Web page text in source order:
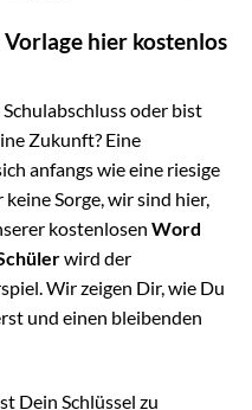
hier kostenlos
oder bist
Zukunft? Eine
anfangs wie eine riesige
Sorge, wir sind hier,
kostenlosen Word
wird der
Wir zeigen Dir, wie Du
und einen bleibenden
Dein Schlüssel zu